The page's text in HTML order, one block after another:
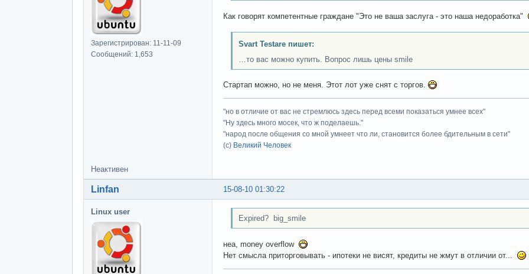
Зарегистрирован: 11-11-09
Сообщений: 1,653
Как говорят компетентные граждане "Это не ваша заслуга - это наша недоработка"
Svart Testare пишет:
…то вас можно купить. Вопрос лишь цены smile
Стартап можно, но не меня. Этот лот уже снят с торгов.
"но в отличие от вас не стремлюсь здесь перед всеми показаться умнее всех"
"Ну здесь много мосек, что ж поделаешь."
"народ после общения со мной умнеет что ли, становится более бдительным в сети"
(с) Великий Человек
Неактивен
15-08-10 01:30:22
Linfan
Linux user
Expired? big_smile
неа, money overflow
Нет смысла приторговывать - ипотеки не висят, кредиты не жмут в отличии от...